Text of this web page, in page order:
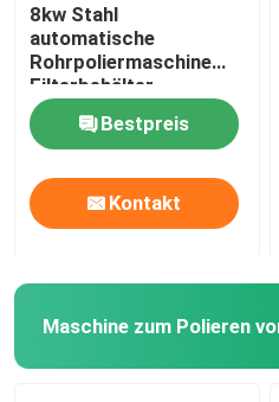
8kw Stahl
automatische
Rohrpoliermaschine
Filterbehälter
Oberflächenpolieren
Bestpreis
Kontakt
Maschine zum Polieren